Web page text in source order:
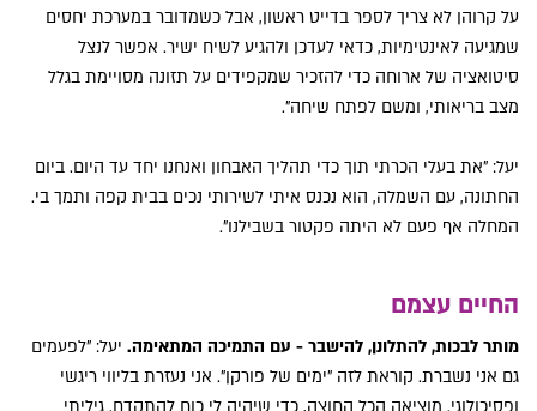
על קרוהן לא צריך לספר בדייט ראשון, אבל כשמדובר במערכת יחסים
שמגיעה לאינטימיות, כדאי לעדכן ולהגיע לשיח ישיר. אפשר לנצל
סיטואציה של ארוחה כדי להזכיר שמקפידים על תזונה מסויימת בגלל
מצב בריאותי, ומשם לפתח שיחה".
יעל: "את בעלי הכרתי תוך כדי תהליך האבחון ואנחנו יחד עד היום. ביום
החתונה, עם השמלה, הוא נכנס איתי לשירותי נכים בבית קפה ותמך בי.
המחלה אף פעם לא היתה פקטור בשבילנו".
החיים עצמם
מותר לבכות, להתלונן, להישבר - עם התמיכה המתאימה. יעל: "לפעמים
גם אני נשברת. קוראת לזה "ימים של פורקן". אני נעזרת בליווי ריגשי